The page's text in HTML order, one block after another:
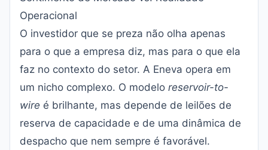
Operacional
O investidor que se preza não olha apenas
para o que a empresa diz, mas para o que ela
faz no contexto do setor. A Eneva opera em
um nicho complexo. O modelo reservoir-to-
wire é brilhante, mas depende de leilões de
reserva de capacidade e de uma dinâmica de
despacho que nem sempre é favorável.